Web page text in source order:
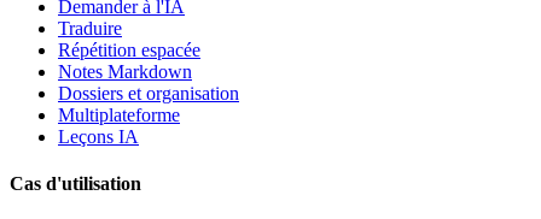
Demander à l'IA
Traduire
Répétition espacée
Notes Markdown
Dossiers et organisation
Multiplateforme
Leçons IA
Cas d'utilisation